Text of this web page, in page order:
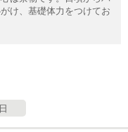
け、基礎体力をつけてお